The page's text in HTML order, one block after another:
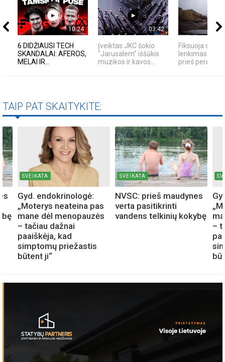
10:24
6 DIDŽIAUSI TECH
SKANDALAI: AFEROS,
MELAI IR...
03:42
Įveiktas JKC šokio
"Jarusalem" iššūkis
muzikos ir kavos...
Fiksuoja
lenkimas per
prieš perėją -...
TAIP PAT SKAITYKITE:
SVEIKATA
Gyd. endokrinologė:
„Moterys neateina pas
mane dėl menopauzės
– tačiau dažnai
paaiškėja, kad
simptomų priežastis
būtent ji“
SVEIKATA
NVSC: prieš maudynes
verta pasitikrinti
vandens telkinių kokybę
–